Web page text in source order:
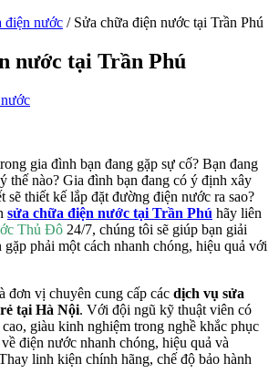
điện nước / Sửa chữa điện nước tại Trần Phú
nước tại Trần Phú
gia đình bạn đang gặp sự cố? Bạn đang
thế nào? Gia đình bạn đang có ý định xây
sẽ thiết kế lắp đặt đường điện nước ra sao?
sửa chữa điện nước tại Trần Phú hãy liên
Thủ Đô 24/7, chúng tôi sẽ giúp bạn giải
phải một cách nhanh chóng, hiệu quả với
vị chuyên cung cấp các dịch vụ sửa
tại Hà Nội. Với đội ngũ kỹ thuật viên có
giàu kinh nghiệm trong nghề khắc phục
điện nước nhanh chóng, hiệu quả và
linh kiện chính hãng, chế độ bảo hành